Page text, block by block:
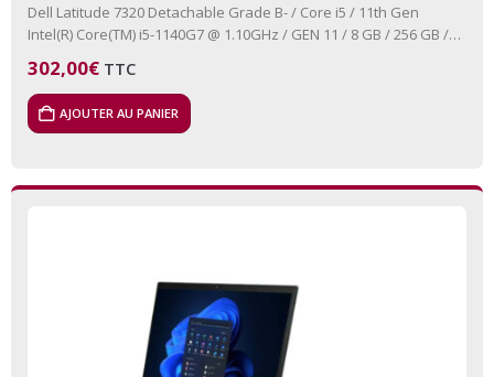
Dell Latitude 7320 Detachable Grade B- / Core i5 / 11th Gen
Intel(R) Core(TM) i5-1140G7 @ 1.10GHz / GEN 11 / 8 GB / 256 GB /
302,00€ TTC
AJOUTER AU PANIER